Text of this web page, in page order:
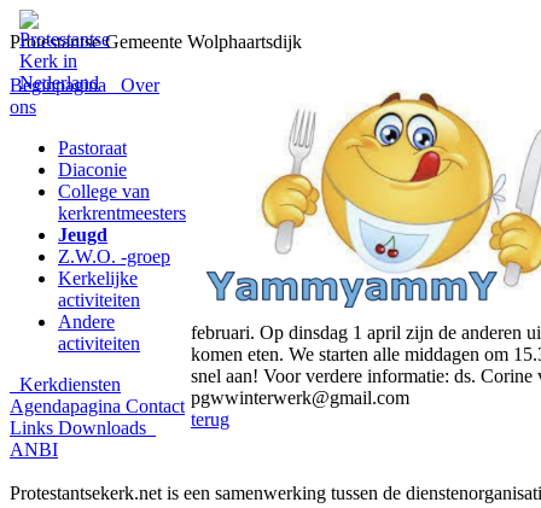
Protestantse Gemeente Wolphaartsdijk
Beginpagina
Over
ons
Pastoraat
Diaconie
College van
kerkrentmeesters
Jeugd
Z.W.O. -groep
Kerkelijke
activiteiten
Andere
activiteiten
Kerkdiensten
Agendapagina Contact
Links Downloads
ANBI
februari. Op dinsdag 1 april zijn de anderen
komen eten. We starten alle middagen om
snel aan! Voor verdere informatie: ds.
pgwwinterwerk@gmail.com
terug
Protestantsekerk.net is een samenwerking tussen de